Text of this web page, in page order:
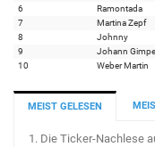
6
Ramontada
7
Martina Zepf
8
Johnny
9
Johann Gimpel
10
Weber Martin
MEIST GELESEN
1. Die Ticker-Nachlese